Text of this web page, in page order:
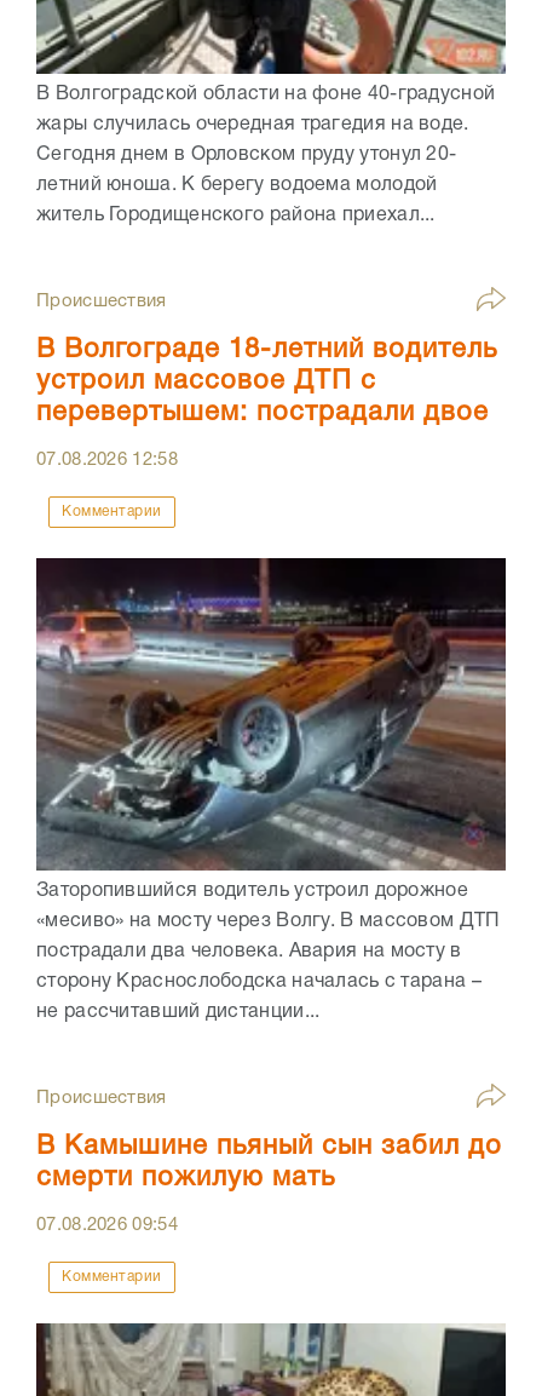
В Волгоградской области на фоне 40-градусной
жары случилась очередная трагедия на воде.
Сегодня днем в Орловском пруду утонул 20-
летний юноша. К берегу водоема молодой
житель Городищенского района приехал...
Происшествия
В Волгограде 18-летний водитель
устроил массовое ДТП с
перевертышем: пострадали двое
07.08.2026 12:58
Комментарии
Заторопившийся водитель устроил дорожное
«месиво» на мосту через Волгу. В массовом ДТП
пострадали два человека. Авария на мосту в
сторону Краснослободска началась с тарана –
не рассчитавший дистанции...
Происшествия
В Камышине пьяный сын забил до
смерти пожилую мать
07.08.202609:54
Комментарии